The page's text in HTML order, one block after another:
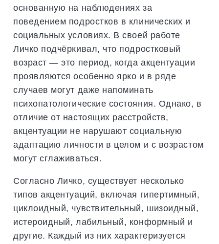
основанную на наблюдениях за
поведением подростков в клинических и
социальных условиях. В своей работе
Личко подчёркивал, что подростковый
возраст — это период, когда акцентуации
проявляются особенно ярко и в ряде
случаев могут даже напоминать
психопатологические состояния. Однако, в
отличие от настоящих расстройств,
акцентуации не нарушают социальную
адаптацию личности в целом и с возрастом
могут сглаживаться.
Согласно Личко, существует несколько
типов акцентуаций, включая гипертимный,
циклоидный, чувствительный, шизоидный,
истероидный, лабильный, конформный и
другие. Каждый из них характеризуется